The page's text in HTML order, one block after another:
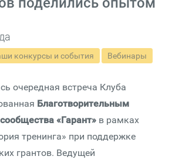
конкурсы и события Вебинары
очередная встреча Клуба
Благотворительным
«Гарант» в рамках
тренинга» при поддержке
грантов. Ведущей